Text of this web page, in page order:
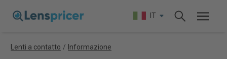
IT
Lenti a contatto / Informazione